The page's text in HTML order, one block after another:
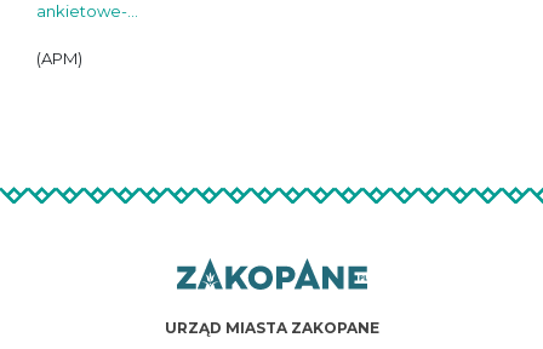
ankietowe-...
(APM)
URZĄD MIASTA ZAKOPANE